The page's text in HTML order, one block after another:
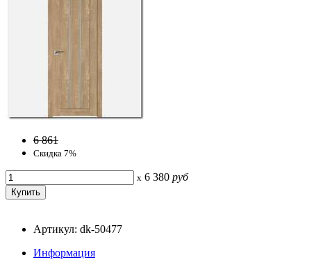
6 861
Скидка 7%
x 6 380 руб
Артикул: dk-50477
Информация